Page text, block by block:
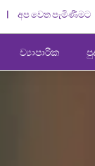
අප වෙත පැමිණීමට
ව්‍යාපාරික